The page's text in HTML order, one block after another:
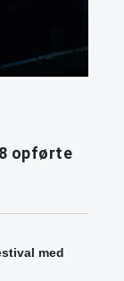
opførte
med